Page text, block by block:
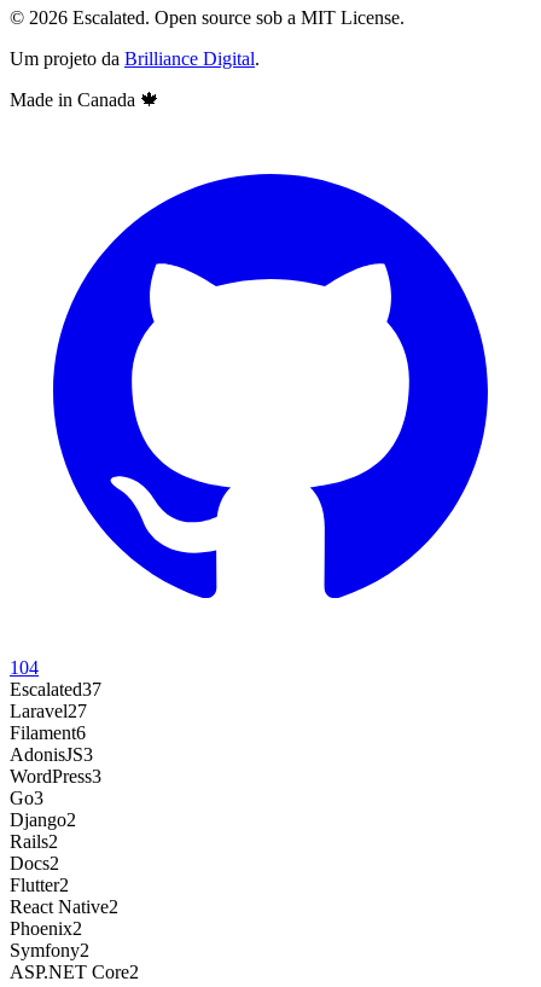
© 2026 Escalated. Open source sob a MIT License.
Um projeto da Brilliance Digital.
Made in Canada 🍁
104
Escalated37
Laravel27
Filament6
AdonisJS3
WordPress3
Go3
Django2
Rails2
Docs2
Flutter2
React Native2
Phoenix2
Symfony2
ASP.NET Core2